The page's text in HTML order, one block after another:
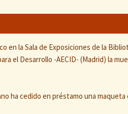
en la Sala de Exposiciones de la
el Desarrollo -AECID- (Madrid) la
ha cedido en préstamo una maqueta